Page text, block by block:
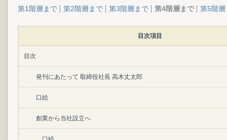
第1階層まで 第2階層まで 第3階層まで 第4階層まで 第5階層
目次項目
目次
発刊にあたって 取締役社長 高木丈太郎
口絵
創業から当社設立へ